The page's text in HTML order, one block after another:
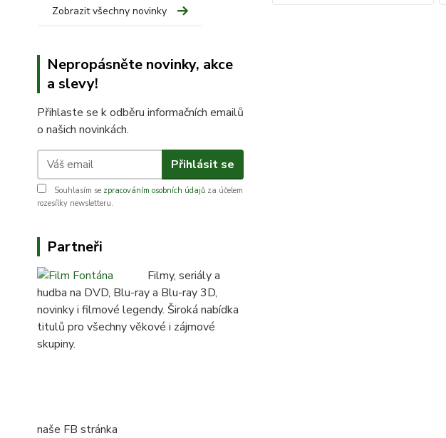
Zobrazit všechny novinky
Nepropásněte novinky, akce
a slevy!
Přihlaste se k odběru informačních emailů
o našich novinkách.
Přihlásit se
Souhlasím se zpracováním osobních údajů za účelem
rozesílky newsletteru.
Partneři
Filmy, seriály a
hudba na DVD, Blu-ray a Blu-ray 3D,
novinky i filmové legendy. Široká nabídka
titulů pro všechny věkové i zájmové
skupiny.
naše FB stránka